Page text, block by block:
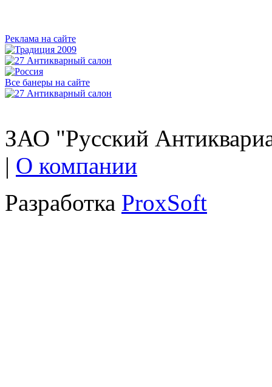
Реклама на сайте
Все банеры на сайте
ЗАО "Русский
| О компании
Разработка ProxSoft